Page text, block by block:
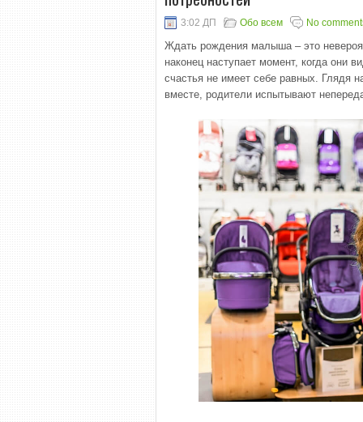
3:02 ДП Обо всем No
Ждать рождения малыша – это
наконец наступает момент, когда они
счастья не имеет себе равных. Глядя
вместе, родители испытывают